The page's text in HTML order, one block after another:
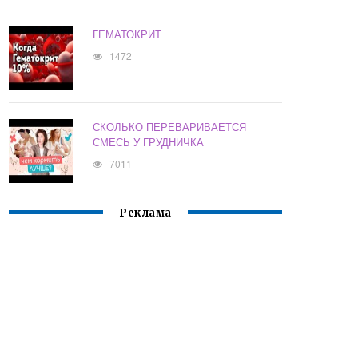
ГЕМАТОКРИТ
1472
СКОЛЬКО ПЕРЕВАРИВАЕТСЯ
СМЕСЬ У ГРУДНИЧКА
7011
Реклама